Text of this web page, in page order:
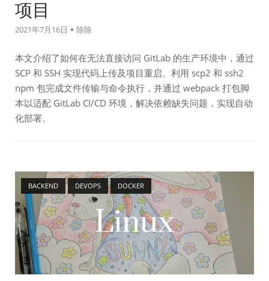
项目
2021年7月16日 除除
本文介绍了如何在无法直接访问 GitLab 的生产环境中，通过
SCP 和 SSH 实现代码上传及项目重启。利用 scp2 和 ssh2
npm 包完成文件传输与命令执行，并通过 webpack 打包脚
本以适配 GitLab CI/CD 环境，解决依赖缺失问题，实现自动
化部署。
BACKEND DEVOPS DOCKER
Open post